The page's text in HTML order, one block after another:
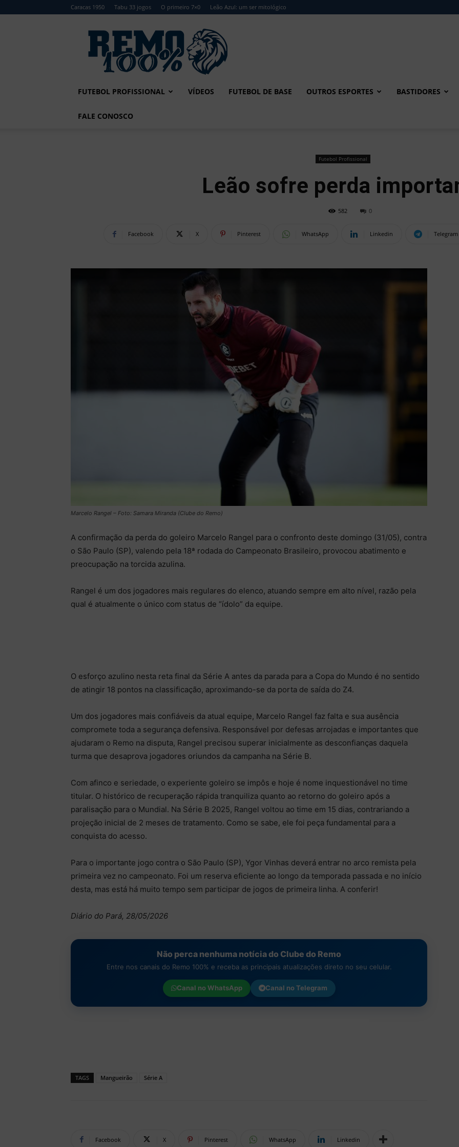
Caracas 1950 Tabu 33 jogos O primeiro 7×0 Leão Azul: um ser mitológico
Remo
FUTEBOL PROFISSIONAL VÍDEOS FUTEBOL DE BASE OUTROS ESPORTES BASTIDORES
FALE CONOSCO
Futebol Profissional
Leão sofre perda
582 0
Facebook X Pinterest WhatsApp Linkedin Telegram
Marcelo Rangel – Foto: Samara Miranda (Clube do Remo)
A confirmação da perda do goleiro Marcelo Rangel para o confronto deste domingo (31/05), contra
o São Paulo (SP), valendo pela 18ª rodada do Campeonato Brasileiro, provocou abatimento e
preocupação na torcida azulina.
Rangel é um dos jogadores mais regulares do elenco, atuando sempre em alto nível, razão pela
qual é atualmente o único com status de “ídolo” da equipe.
O esforço azulino nesta reta final da Série A antes da parada para a Copa do Mundo é no sentido
de atingir 18 pontos na classificação, aproximando-se da porta de saída do Z4.
Um dos jogadores mais confiáveis da atual equipe, Marcelo Rangel faz falta e sua ausência
compromete toda a segurança defensiva. Responsável por defesas arrojadas e importantes que
ajudaram o Remo na disputa, Rangel precisou superar inicialmente as desconfianças daquela
turma que desaprova jogadores oriundos da campanha na Série B.
Com afinco e seriedade, o experiente goleiro se impôs e hoje é nome inquestionável no time
titular. O histórico de recuperação rápida tranquiliza quanto ao retorno do goleiro após a
paralisação para o Mundial. Na Série B 2025, Rangel voltou ao time em 15 dias, contrariando a
projeção inicial de 2 meses de tratamento. Como se sabe, ele foi peça fundamental para a
conquista do acesso.
Para o importante jogo contra o São Paulo (SP), Ygor Vinhas deverá entrar no arco remista pela
primeira vez no campeonato. Foi um reserva eficiente ao longo da temporada passada e no início
desta, mas está há muito tempo sem participar de jogos de primeira linha. A conferir!
Diário do Pará, 28/05/2026
Não perca nenhuma notícia do Clube do Remo
Entre nos canais do Remo 100% e receba as principais atualizações direto no seu celular.
Canal noWhatsApp Canal noTelegram
TAGS Mangueirão Série A
Facebook X Pinterest WhatsApp Linkedin